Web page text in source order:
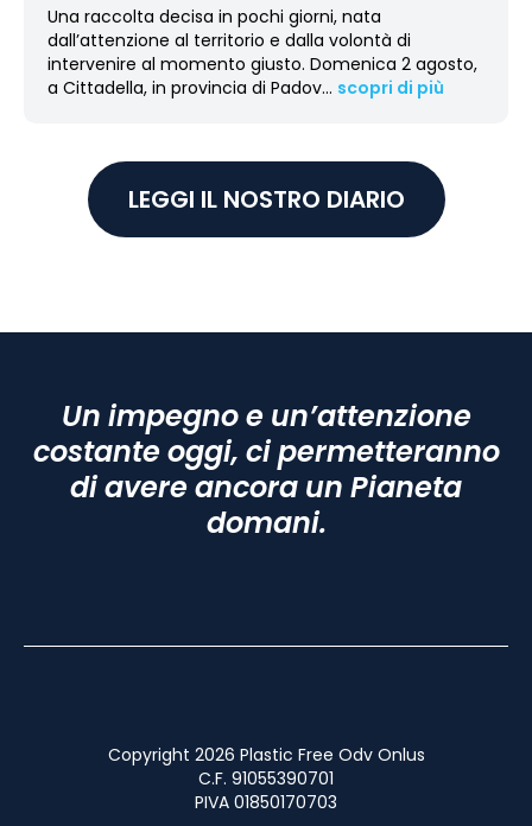
Una raccolta decisa in pochi giorni, nata
dall’attenzione al territorio e dalla volontà di
intervenire al momento giusto. Domenica 2 agosto,
a Cittadella, in provincia di Padov… scopri di più
LEGGI IL NOSTRO DIARIO
Un impegno e un’attenzione
costante oggi, ci permetteranno
di avere ancora un Pianeta
domani.
Copyright 2026 Plastic Free Odv Onlus
C.F. 91055390701
PIVA 01850170703